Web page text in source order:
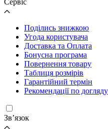
Поділись знижкою
Угода користувача
Доставка та Оплата
Бонусна програма
Повернення товару
Таблиця розмірів
Гарантійний термін
Рекомендації по догляду
Зв’язок